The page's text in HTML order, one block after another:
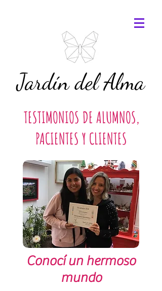
Jardín del Alma
TESTIMONIOS DE ALUMNOS,
PACIENTES Y CLIENTES
Conocí un hermoso
mundo